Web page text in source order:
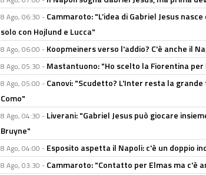
8 Ago, 06:30 - Cammaroto: "L’idea di Gabriel Jesus
solo con Hojlund e Lucca"
8 Ago, 06:00 - Koopmeiners verso l'addio? C'è anche il
8 Ago, 05:30 - Mastantuono: "Ho scelto la Fiorentina
8 Ago, 05:00 - Canovi: "Scudetto? L'Inter resta la
Como"
8 Ago, 04:30 - Liverani: "Gabriel Jesus può giocare
Bruyne"
8 Ago, 04:00 - Esposito aspetta il Napoli: c'è un doppio
8 Ago, 03:30 - Cammaroto: "Contatto per Elmas ma c'è